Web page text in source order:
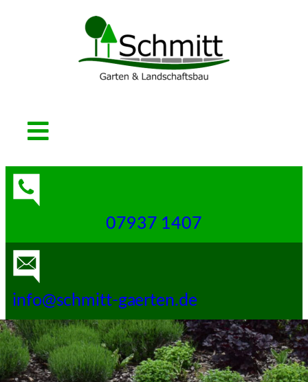
07937 1407
info@schmitt-gaerten.de